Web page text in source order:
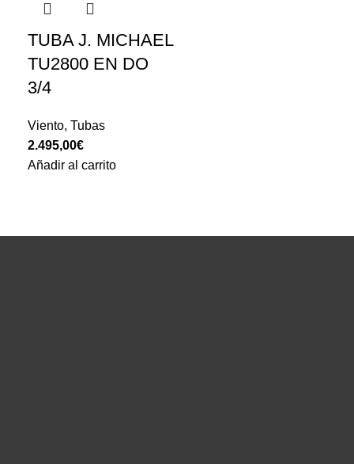
TUBA J. MICHAEL
TU2800 EN DO
3/4
Viento,Tubas
2.495,00€
Añadir al carrito